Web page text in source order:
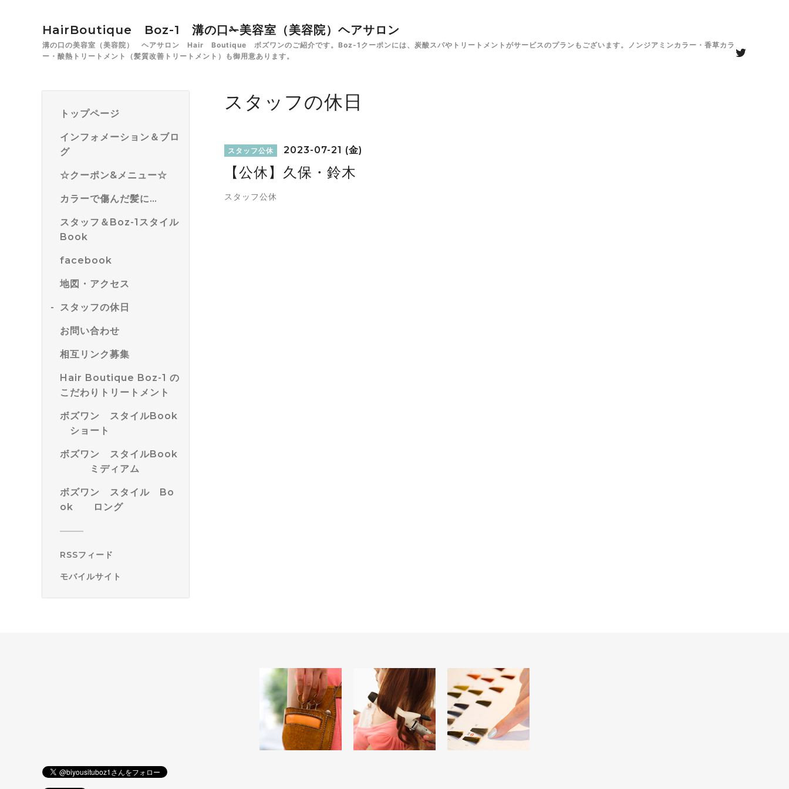
HairBoutique Boz-1 溝の口✁美容室（美容院）ヘアサロン
溝の口の美容室（美容院） ヘアサロン Hair Boutique ボズワンのご紹介です。Boz-1クーポンには、炭酸スパやトリートメントがサービスのプランもございます。ノンジアミンカラー・香草カラ
ー・酸熱トリートメント（髪質改善トリートメント）も御用意あります。
トップページ
インフォメーション＆ブロ
グ
☆クーポン&メニュー☆
カラーで傷んだ髪に…
スタッフ＆Boz-1スタイル
Book
facebook
地図・アクセス
スタッフの休日
お問い合わせ
相互リンク募集
Hair Boutique Boz-1 の
こだわりトリートメント
ボズワン スタイルBook
ショート
ボズワン スタイルBook
ミディアム
ボズワン スタイル Bo
ok ロング
RSSフィード
モバイルサイト
スタッフの休日
スタッフ公休 2023-07-21 (金)
【公休】久保・鈴木
スタッフ公休